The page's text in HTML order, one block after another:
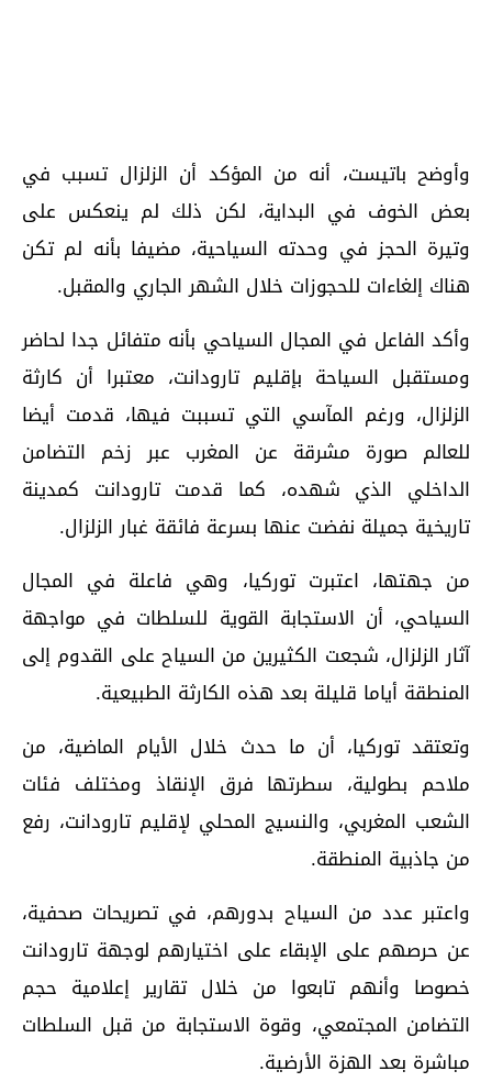
وأوضح باتيست، أنه من المؤكد أن الزلزال تسبب في
بعض الخوف في البداية، لكن ذلك لم ينعكس على
وتيرة الحجز في وحدته السياحية، مضيفا بأنه لم تكن
هناك إلغاءات للحجوزات خلال الشهر الجاري والمقبل.
وأكد الفاعل في المجال السياحي بأنه متفائل جدا لحاضر
ومستقبل السياحة بإقليم تارودانت، معتبرا أن كارثة
الزلزال، ورغم المآسي التي تسببت فيها، قدمت أيضا
للعالم صورة مشرقة عن المغرب عبر زخم التضامن
الداخلي الذي شهده، كما قدمت تارودانت كمدينة
تاريخية جميلة نفضت عنها بسرعة فائقة غبار الزلزال.
من جهتها، اعتبرت توركيا، وهي فاعلة في المجال
السياحي، أن الاستجابة القوية للسلطات في مواجهة
آثار الزلزال، شجعت الكثيرين من السياح على القدوم إلى
المنطقة أياما قليلة بعد هذه الكارثة الطبيعية.
وتعتقد توركيا، أن ما حدث خلال الأيام الماضية، من
ملاحم بطولية، سطرتها فرق الإنقاذ ومختلف فئات
الشعب المغربي، والنسيج المحلي لإقليم تارودانت، رفع
من جاذبية المنطقة.
واعتبر عدد من السياح بدورهم، في تصريحات صحفية،
عن حرصهم على الإبقاء على اختيارهم لوجهة تارودانت
خصوصا وأنهم تابعوا من خلال تقارير إعلامية حجم
التضامن المجتمعي، وقوة الاستجابة من قبل السلطات
مباشرة بعد الهزة الأرضية.